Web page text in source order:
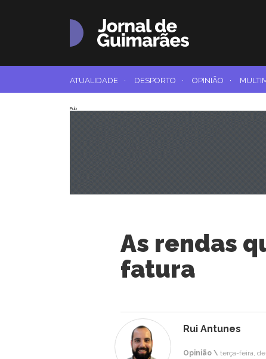
ATUALIDADE · DESPORTO · OPINIÃO ·
Pub
As rendas
fatura
Rui Antunes
Opinião \ terça-feira,